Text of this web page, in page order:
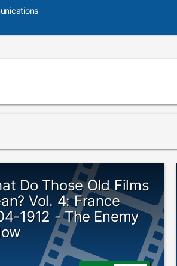
Do Those Old Films
Vol. 4: France
1912 - The Enemy